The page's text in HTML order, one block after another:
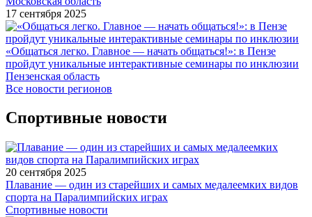
17 сентября 2025
«Общаться легко. Главное — начать общаться!»: в Пензе
пройдут уникальные интерактивные семинары по инклюзии
Пензенская область
Все новости регионов
Спортивные новости
20 сентября 2025
Плавание — один из старейших и самых медалеемких видов
спорта на Паралимпийских играх
Спортивные новости